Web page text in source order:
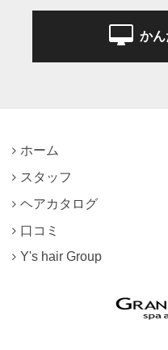
か
ホーム
スタッフ
ヘアカタログ
口コミ
Y's hair Group